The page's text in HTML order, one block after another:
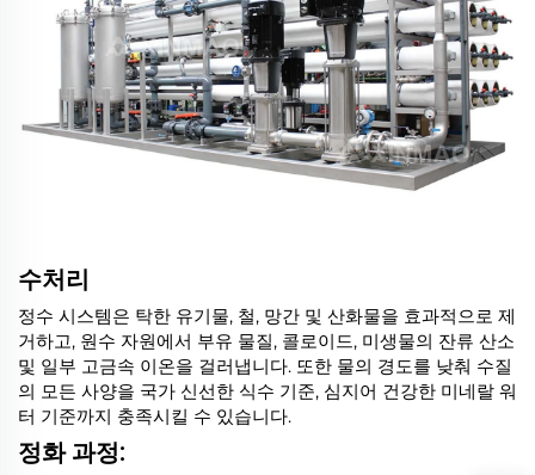
수처리
정수 시스템은 탁한 유기물, 철, 망간 및 산화물을 효과적으로 제
거하고, 원수 자원에서 부유 물질, 콜로이드, 미생물의 잔류 산소
및 일부 고금속 이온을 걸러냅니다. 또한 물의 경도를 낮춰 수질
의 모든 사양을 국가 신선한 식수 기준, 심지어 건강한 미네랄 워
터 기준까지 충족시킬 수 있습니다.
정화 과정: